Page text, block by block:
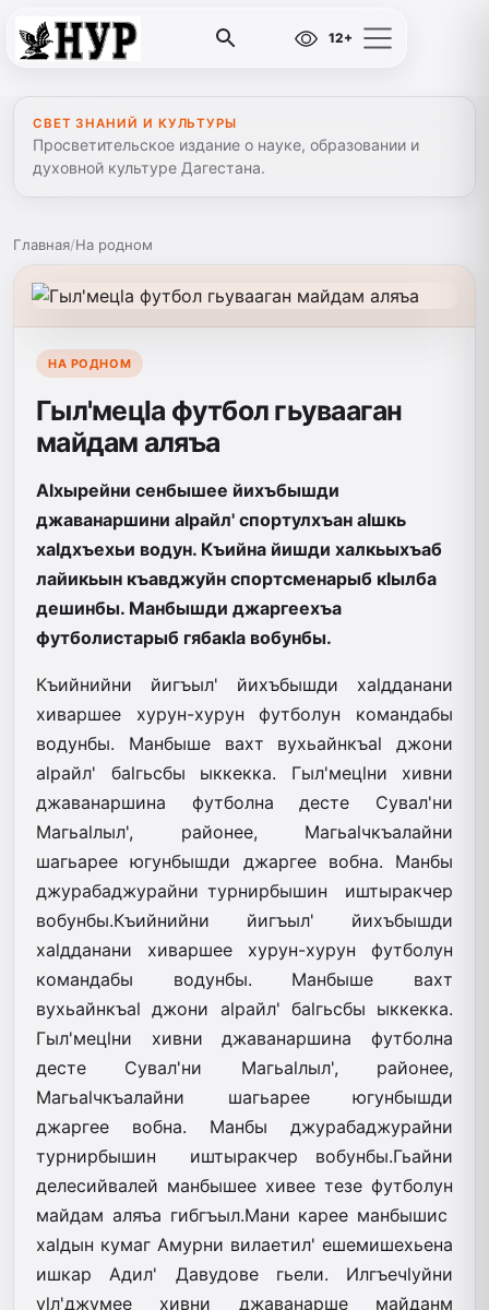
12+
СВЕТ ЗНАНИЙ И КУЛЬТУРЫ
Просветительское издание о науке, образовании и
духовной культуре Дагестана.
Главная/На родном
НА РОДНОМ
Гыл'мецlа футбол гьувааган
майдам аляъа
Аlхырейни сенбышее йихъбышди
джаванаршини аlрайл' спортулхъан аlшкь
хаlдхъехьи водун. Къийна йишди халкьыхъаб
лайикьын къавджуйн спортсменарыб кlылба
дешинбы. Манбышди джаргеехъа
футболистарыб гябакlа вобунбы.
Къийнийни йигъыл' йихъбышди хаlдданани
хиваршее хурун-хурун футболун командабы
водунбы. Манбыше вахт вухьайнкъаl джони
аlрайл' баlгьсбы ыккекка. Гыл'мецlни хивни
джаванаршина футболна десте Сувал'ни
Магьаlлыл', районее, Магьаlчкъалайни
шагьарее югунбышди джаргее вобна. Манбы
джурабаджурайни турнирбышин иштыракчер
вобунбы.Къийнийни йигъыл' йихъбышди
хаlдданани хиваршее хурун-хурун футболун
командабы водунбы. Манбыше вахт
вухьайнкъаl джони аlрайл' баlгьсбы ыккекка.
Гыл'мецlни хивни джаванаршина футболна
десте Сувал'ни Магьаlлыл', районее,
Магьаlчкъалайни шагьарее югунбышди
джаргее вобна. Манбы джурабаджурайни
турнирбышин иштыракчер вобунбы.Гьайни
делесийвалей манбышее хивее тезе футболун
майдам аляъа гибгъыл.Мани карее манбышис
хаlдын кумаг Амурни вилаетил' ешемишехьена
ишкар Адил' Давудове гьели. Илгъечlуйни
уlл'джумее хивни джаванарше майданм